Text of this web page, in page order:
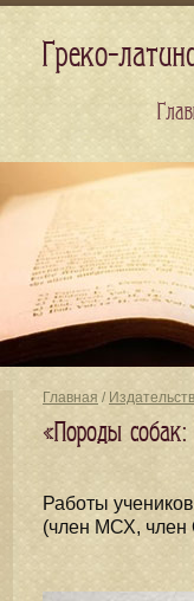
Главная /
«Породы
Работы
(член МСХ, член
Греко-